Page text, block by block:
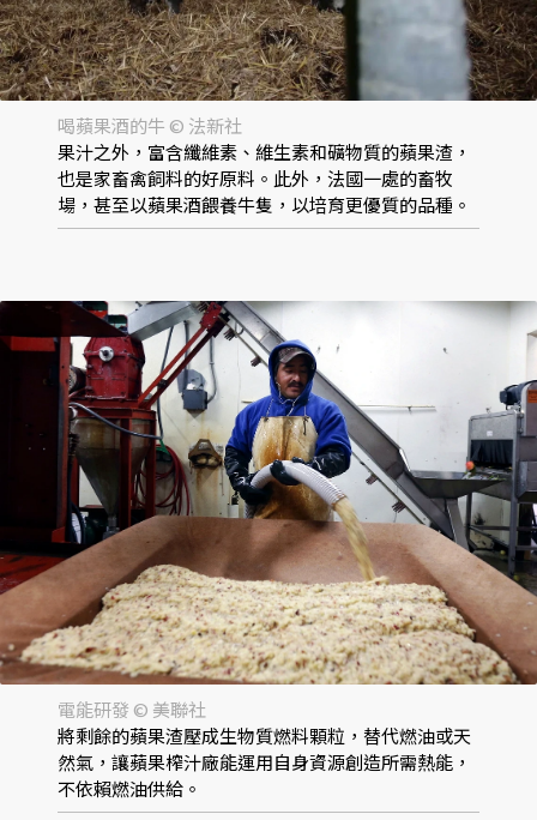
喝蘋果酒的牛 © 法新社
果汁之外，富含纖維素、維生素和礦物質的蘋果渣，
也是家畜禽飼料的好原料。此外，法國一處的畜牧
場，甚至以蘋果酒餵養牛隻，以培育更優質的品種。
電能研發 © 美聯社
將剩餘的蘋果渣壓成生物質燃料顆粒，替代燃油或天
然氣，讓蘋果榨汁廠能運用自身資源創造所需熱能，
不依賴燃油供給。